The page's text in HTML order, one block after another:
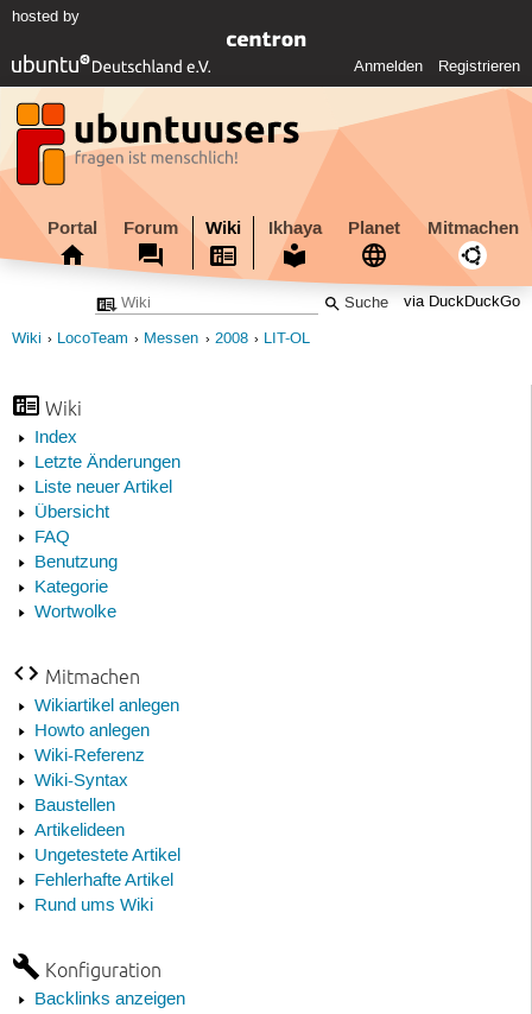
hosted by
Anmelden Registrieren
Portal Forum Wiki Ikhaya Planet Mitmachen
via DuckDuckGo
Wiki LocoTeam Messen 2008 LIT-OL
Wiki
Index
Letzte Änderungen
Liste neuer Artikel
Übersicht
FAQ
Benutzung
Kategorie
Wortwolke
Mitmachen
Wikiartikel anlegen
Howto anlegen
Wiki-Referenz
Wiki-Syntax
Baustellen
Artikelideen
Ungetestete Artikel
Fehlerhafte Artikel
Rund ums Wiki
Konfiguration
Backlinks anzeigen